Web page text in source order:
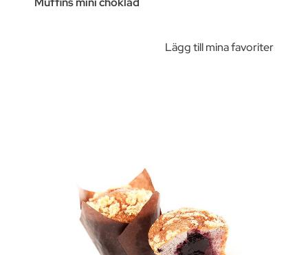
Lägg till mina favoriter